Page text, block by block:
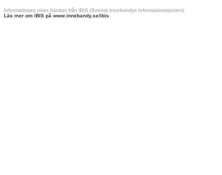
Informationen ovan hämtas från iBIS (Svensk Innebandys Informationssystem)
Läs mer om iBIS på www.innebandy.se/ibis